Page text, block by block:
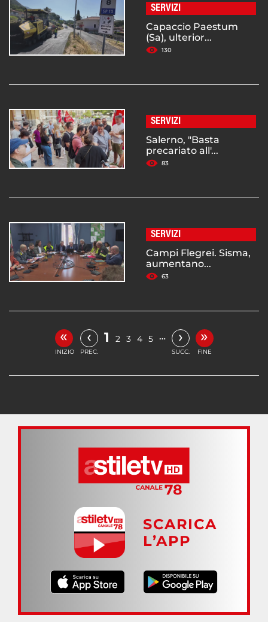
SERVIZI
Capaccio Paestum
(Sa), ulterior...
130
SERVIZI
Salerno, "Basta
precariato all'...
83
SERVIZI
Campi Flegrei. Sisma,
aumentano...
63
«
INIZIO
‹
PREC.
1 2 3 4 5 … ›
SUCC.
»
FINE
SCARICA
L’APP